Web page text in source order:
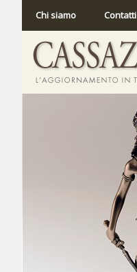
Chi siamo Contatti